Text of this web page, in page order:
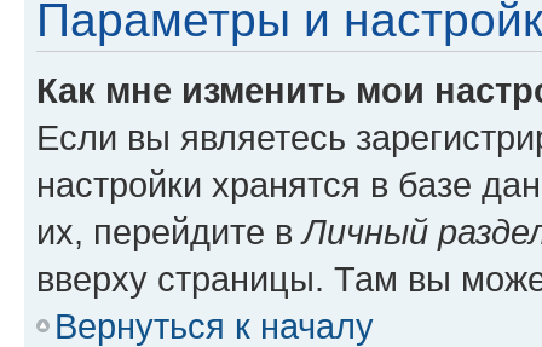
Параметры и
Как мне изменить мои
Если вы являетесь
настройки хранятся в базе
их, перейдите вЛичный
вверху страницы. Там вы
Вернуться к началу